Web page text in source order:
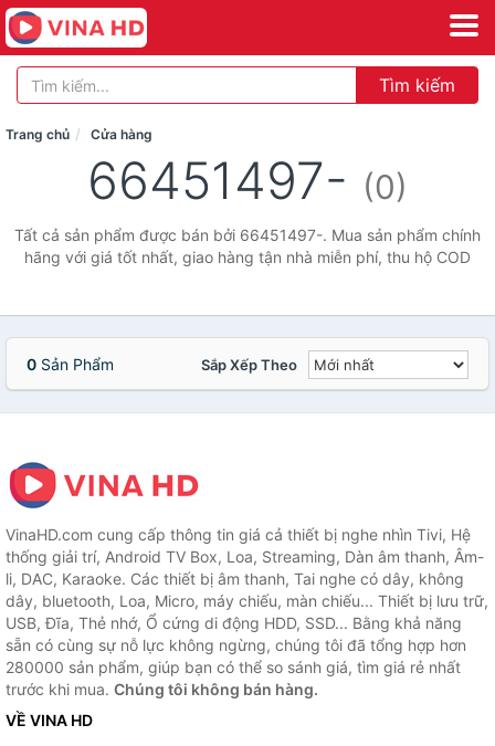
Tìm kiếm
Trang chủ Cửa hàng
66451497- (0)
Tất cả sản phẩm được bán bởi 66451497-. Mua sản phẩm chính
hãng với giá tốt nhất, giao hàng tận nhà miễn phí, thu hộ COD
0 Sản Phẩm Sắp Xếp Theo
VinaHD.com cung cấp thông tin giá cả thiết bị nghe nhìn Tivi, Hệ
thống giải trí, Android TV Box, Loa, Streaming, Dàn âm thanh, Âm-
li, DAC, Karaoke. Các thiết bị âm thanh, Tai nghe có dây, không
dây, bluetooth, Loa, Micro, máy chiếu, màn chiếu... Thiết bị lưu trữ,
USB, Đĩa, Thẻ nhớ, Ổ cứng di động HDD, SSD... Bằng khả năng
sẵn có cùng sự nỗ lực không ngừng, chúng tôi đã tổng hợp hơn
280000 sản phẩm, giúp bạn có thể so sánh giá, tìm giá rẻ nhất
trước khi mua. Chúng tôi không bán hàng.
VỀ VINA HD